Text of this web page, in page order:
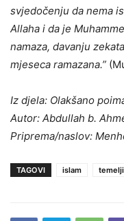
svjedočenju da nema
Allaha i da je
namaza, davanju
mjeseca ramazana.”
Iz djela: Olakšano
Autor: Abdullah b.
Priprema/naslov:
TAGOVI islam